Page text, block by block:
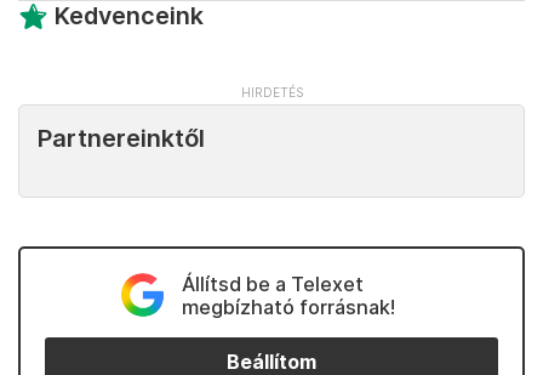
Kedvenceink
Partnereinktől
Állítsd be a Telexet
megbízható forrásnak!
Beállítom